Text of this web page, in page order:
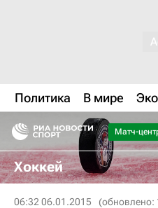
Политика В мире
Матч-
Хоккей
06:32 06.01.2015 (обновлено: